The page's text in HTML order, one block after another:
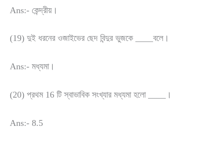
Ans:- কেন্দ্রীয়।
(19) দুই ধরনের ওজাইভের ছেদ বিন্দুর ভুজকে ____বলে।
Ans:- মধ্যমা।
(20) প্রথম 16 টি স্বাভাবিক সংখ্যার মধ্যমা হলো ____।
Ans:- 8.5